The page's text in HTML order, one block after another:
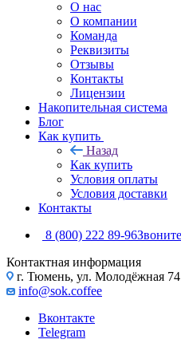
О нас
О компании
Команда
Реквизиты
Отзывы
Контакты
Лицензии
Накопительная система
Блог
Как купить
Назад
Как купить
Условия оплаты
Условия доставки
Контакты
8 (800) 222 89-96
Контактная информация
г. Тюмень, ул. Молодёжная 74
info@sok.coffee
Вконтакте
Telegram